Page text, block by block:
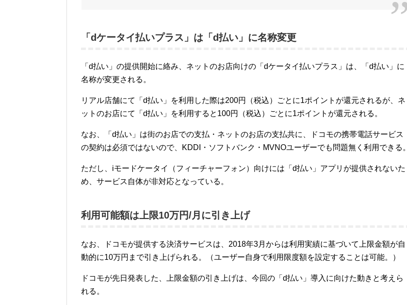
「dケータイ払いプラス」は「d払い」に名称変更
「d払い」の提供開始に絡み、ネットのお店向けの「dケータイ払いプラス」は、「d払い」に
名称が変更される。
リアル店舗にて「d払い」を利用した際は200円（税込）ごとに1ポイントが還元されるが、ネ
ットのお店にて「d払い」を利用すると100円（税込）ごとに1ポイントが還元される。
なお、「d払い」は街のお店での支払・ネットのお店の支払共に、ドコモの携帯電話サービス
の契約は必須ではないので、KDDI・ソフトバンク・MVNOユーザーでも問題無く利用できる。
ただし、iモードケータイ（フィーチャーフォン）向けには「d払い」アプリが提供されないた
め、サービス自体が非対応となっている。
利用可能額は上限10万円/月に引き上げ
なお、ドコモが提供する決済サービスは、2018年3月からは利用実績に基づいて上限金額が自
動的に10万円まで引き上げられる。（ユーザー自身で利用限度額を設定することは可能。）
ドコモが先日発表した、上限金額の引き上げは、今回の「d払い」導入に向けた動きと考えら
れる。